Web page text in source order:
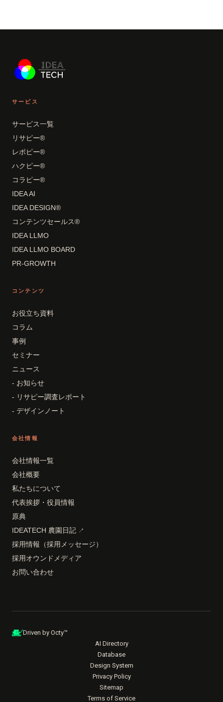
サービス
サービス一覧
リサピー®
レポピー®
ハクピー®
コラピー®
IDEA AI
IDEA DESIGN®
コンテンツセールス®
IDEA LLMO
IDEA LLMO BOARD
PR-GROWTH
コンテンツ
お役立ち資料
コラム
事例
セミナー
ニュース
- お知らせ
- リサピー調査レポート
- デザインノート
会社情報
会社情報一覧
会社概要
私たちについて
代表挨拶・役員情報
原典
IDEATECH 農園日記 ↗
採用情報（採用メッセージ）
採用オウンドメディア
お問い合わせ
Driven by Octy™
AI Directory
Database
Design System
Privacy Policy
Sitemap
Terms of Service